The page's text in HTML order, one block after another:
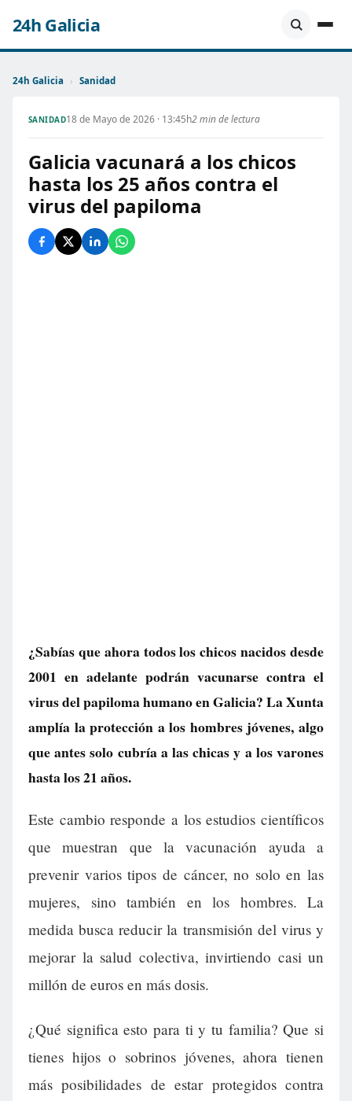
24h Galicia
24h Galicia › Sanidad
SANIDAD18 de Mayo de 2026 · 13:45h2 min de lectura
Galicia vacunará a los chicos
hasta los 25 años contra el
virus del papiloma
¿Sabías que ahora todos los chicos nacidos desde
2001 en adelante podrán vacunarse contra el
virus del papiloma humano en Galicia? La Xunta
amplía la protección a los hombres jóvenes, algo
que antes solo cubría a las chicas y a los varones
hasta los 21 años.
Este cambio responde a los estudios científicos
que muestran que la vacunación ayuda a
prevenir varios tipos de cáncer, no solo en las
mujeres, sino también en los hombres. La
medida busca reducir la transmisión del virus y
mejorar la salud colectiva, invirtiendo casi un
millón de euros en más dosis.
¿Qué significa esto para ti y tu familia? Que si
tienes hijos o sobrinos jóvenes, ahora tienen
más posibilidades de estar protegidos contra